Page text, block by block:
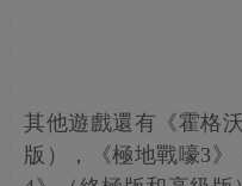
其他遊戲還有《霍格
版），《極地戰嚎3